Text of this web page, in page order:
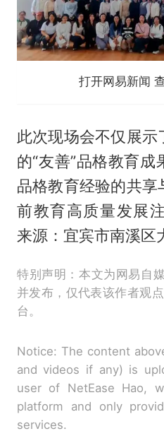
打开网易新闻
此次现场会不仅展示
的“友善”品格教育
品格教育经验的共
前教育高质量发展
来源：宜宾市南溪区
特别声明：本文为网易自
并发布，仅代表该作者观
台。
Notice: The content
and videos if any) is
user of NetEase Hao,
platform and only
services.